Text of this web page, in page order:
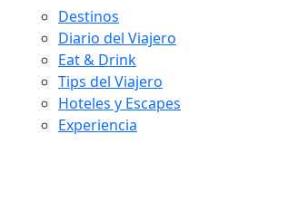
Destinos
Diario del Viajero
Eat & Drink
Tips del Viajero
Hoteles y Escapes
Experiencia